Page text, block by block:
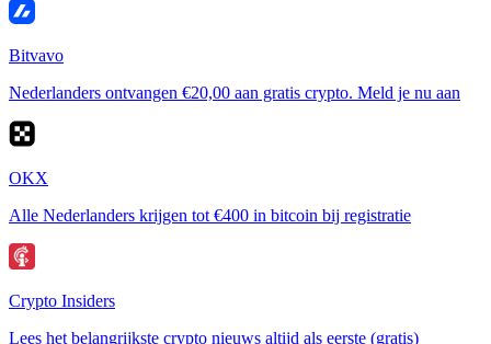
Bitvavo
Nederlanders ontvangen €20,00 aan gratis crypto. Meld je nu aan
OKX
Alle Nederlanders krijgen tot €400 in bitcoin bij registratie
Crypto Insiders
Lees het belangrijkste crypto nieuws altijd als eerste (gratis)